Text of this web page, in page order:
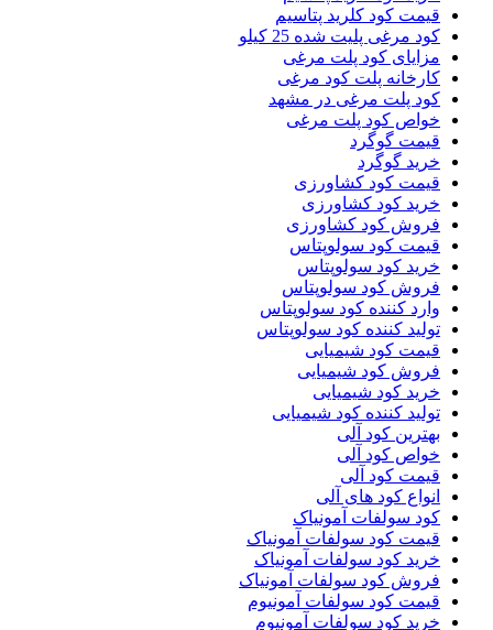
قیمت کود کلرید پتاسیم
کود مرغی پلیت شده 25 کیلو
مزایای کود پلت مرغی
کارخانه پلت کود مرغی
کود پلت مرغی در مشهد
خواص کود پلت مرغی
قیمت گوگرد
خرید گوگرد
قیمت کود کشاورزی
خرید کود کشاورزی
فروش کود کشاورزی
قیمت کود سولوپتاس
خرید کود سولوپتاس
فروش کود سولوپتاس
وارد کننده کود سولوپتاس
تولید کننده کود سولوپتاس
قیمت کود شیمیایی
فروش کود شیمیایی
خرید کود شیمیایی
تولید کننده کود شیمیایی
بهترین کود آلی
خواص کود آلی
قیمت کود آلی
انواع کود های آلی
کود سولفات آمونیاک
قیمت کود سولفات آمونیاک
خرید کود سولفات آمونیاک
فروش کود سولفات آمونیاک
قیمت کود سولفات آمونیوم
خرید کود سولفات آمونیوم